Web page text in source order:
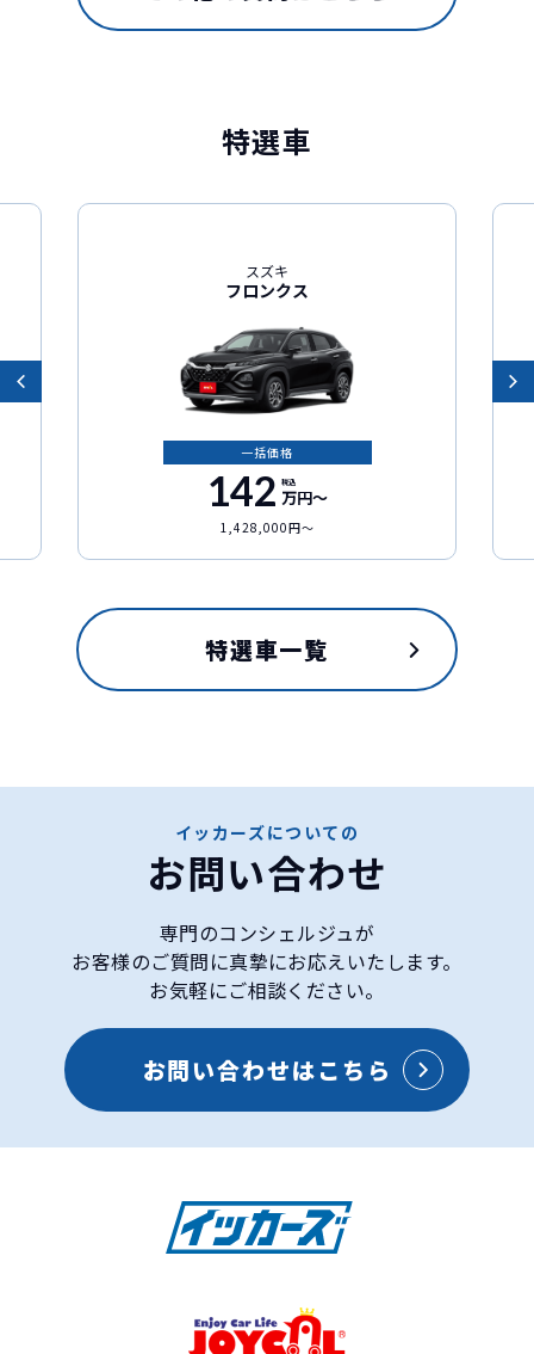
特選車
スズキ
フロンクス
一括価格
142 税込
万円〜
1,428,000円〜
特選車一覧
イッカーズについての
お問い合わせ
専門のコンシェルジュが
お客様のご質問に真摯にお応えいたします。
お気軽にご相談ください。
お問い合わせはこちら